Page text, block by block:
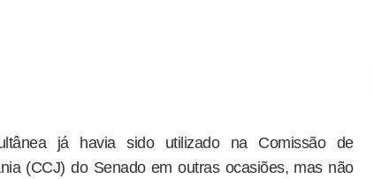
já havia sido utilizado na Comissão de
(CCJ) do Senado em outras ocasiões, mas não